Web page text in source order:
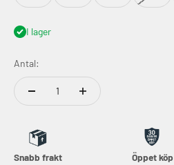
I lager
Antal:
Snabb frakt Öppet köp